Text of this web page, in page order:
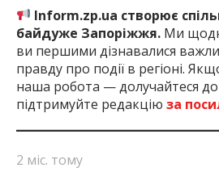
Inform.zp.ua створює
байдуже Запоріжжя. Ми
ви першими дізнавалися
правду про події в регіоні.
наша робота — долучайтеся
підтримуйте редакцію за
2 міс. тому